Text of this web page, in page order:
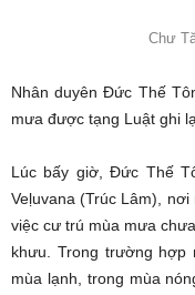
Chư
Nhân duyên Đức Thế
mưa được tạng Luật ghi
Lúc bấy giờ, Đức Thế
Veḷuvana (Trúc Lâm),
việc cư trú mùa mưa
khưu. Trong trường hợp
mùa lạnh, trong mùa